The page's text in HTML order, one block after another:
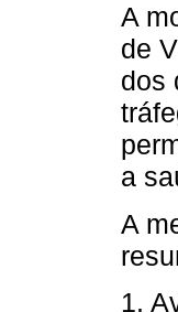
A
de
dos
a
A
1.